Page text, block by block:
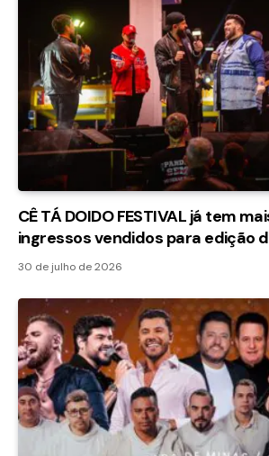
CÊ TÁ DOIDO FESTIVAL já tem
ingressos vendidos para edição
30 de julho de 2026